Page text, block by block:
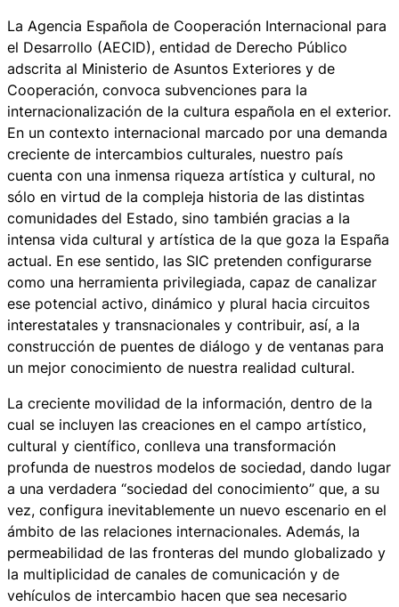
La Agencia Española de Cooperación Internacional para
el Desarrollo (AECID), entidad de Derecho Público
adscrita al Ministerio de Asuntos Exteriores y de
Cooperación, convoca subvenciones para la
internacionalización de la cultura española en el exterior.
En un contexto internacional marcado por una demanda
creciente de intercambios culturales, nuestro país
cuenta con una inmensa riqueza artística y cultural, no
sólo en virtud de la compleja historia de las distintas
comunidades del Estado, sino también gracias a la
intensa vida cultural y artística de la que goza la España
actual. En ese sentido, las SIC pretenden configurarse
como una herramienta privilegiada, capaz de canalizar
ese potencial activo, dinámico y plural hacia circuitos
interestatales y transnacionales y contribuir, así, a la
construcción de puentes de diálogo y de ventanas para
un mejor conocimiento de nuestra realidad cultural.
La creciente movilidad de la información, dentro de la
cual se incluyen las creaciones en el campo artístico,
cultural y científico, conlleva una transformación
profunda de nuestros modelos de sociedad, dando lugar
a una verdadera “sociedad del conocimiento” que, a su
vez, configura inevitablemente un nuevo escenario en el
ámbito de las relaciones internacionales. Además, la
permeabilidad de las fronteras del mundo globalizado y
la multiplicidad de canales de comunicación y de
vehículos de intercambio hacen que sea necesario